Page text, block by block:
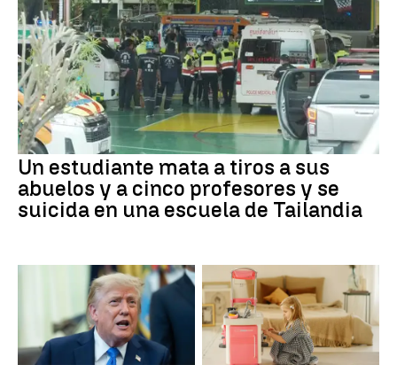
Un estudiante mata a tiros a sus
abuelos y a cinco profesores y se
suicida en una escuela de Tailandia